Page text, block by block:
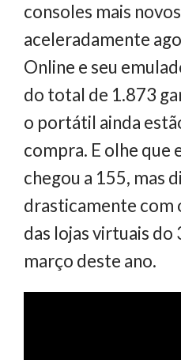
consoles mais
aceleradamente
Online e seu
do total de 1.873
o portátil ainda
compra. E olhe que
chegou a 155, mas
drasticamente com
das lojas virtuais do
março deste ano.